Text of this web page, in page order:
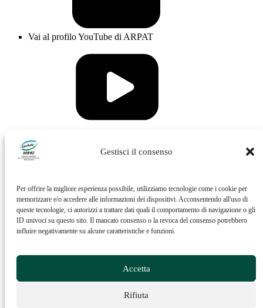
Gestisci il consenso
Per offrire la migliore esperienza possibile, utilizziamo tecnologie come i cookie per
memorizzare e/o accedere alle informazioni dei dispositivi. Acconsentendo all'uso di
queste tecnologie, ci autorizzi a trattare dati quali il comportamento di navigazione o gli
ID univoci su questo sito. Il mancato consenso o la revoca del consenso potrebbero
influire negativamente su alcune caratteristiche e funzioni.
Accetta
Rifiuta
Vai al profilo YouTube di ARPAT
Vai al profilo Issuu di ARPAT